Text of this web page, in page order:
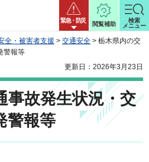
緊急・防災
閲覧補助
検索
メニュー
全・被害者支援 > 交通安全 > 栃木県内の交
警報等
更新日：2026年3月23日
事故発生状況・交
警報等